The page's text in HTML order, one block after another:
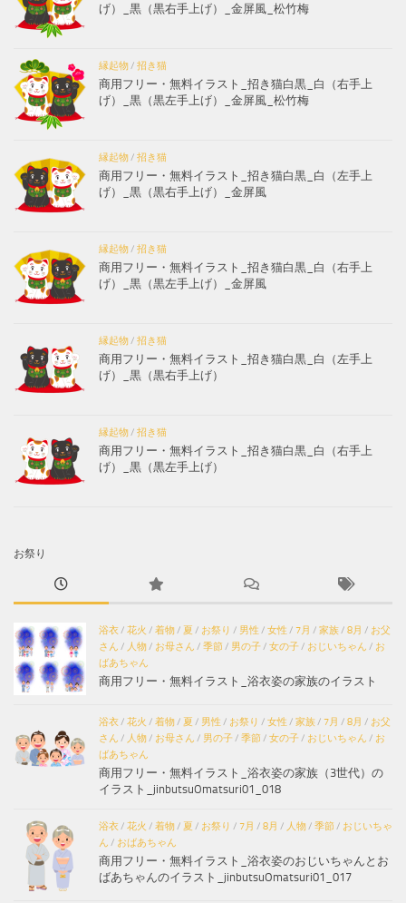
げ）_黒（黒右手上げ）_金屏風_松竹梅
縁起物 / 招き猫
商用フリー・無料イラスト_招き猫白黒_白（右手上
げ）_黒（黒左手上げ）_金屏風_松竹梅
縁起物 / 招き猫
商用フリー・無料イラスト_招き猫白黒_白（左手上
げ）_黒（黒右手上げ）_金屏風
縁起物 / 招き猫
商用フリー・無料イラスト_招き猫白黒_白（右手上
げ）_黒（黒左手上げ）_金屏風
縁起物 / 招き猫
商用フリー・無料イラスト_招き猫白黒_白（左手上
げ）_黒（黒右手上げ）
縁起物 / 招き猫
商用フリー・無料イラスト_招き猫白黒_白（右手上
げ）_黒（黒左手上げ）
お祭り
浴衣 / 花火 / 着物 / 夏 / お祭り / 男性 / 女性 / 7月 / 家族 / 8月 / お父
さん / 人物 / お母さん / 季節 / 男の子 / 女の子 / おじいちゃん / お
ばあちゃん
商用フリー・無料イラスト_浴衣姿の家族のイラスト
浴衣 / 花火 / 着物 / 夏 / 男性 / お祭り / 女性 / 家族 / 7月 / 8月 / お父
さん / 人物 / お母さん / 男の子 / 季節 / 女の子 / おじいちゃん / お
ばあちゃん
商用フリー・無料イラスト_浴衣姿の家族（3世代）の
イラスト_jinbutsuOmatsuri01_018
浴衣 / 花火 / 着物 / 夏 / お祭り / 7月 / 8月 / 人物 / 季節 / おじいちゃ
ん / おばあちゃん
商用フリー・無料イラスト_浴衣姿のおじいちゃんとお
ばあちゃんのイラスト_jinbutsuOmatsuri01_017